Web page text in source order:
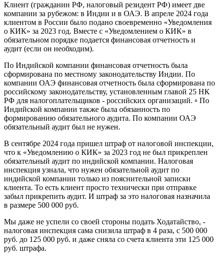
Клиент (гражданин РФ, налоговый резидент РФ) имеет две
компании за рубежом: в Индии и в ОАЭ. В апреле 2024 года
клиентом в России было подано своевременно «Уведомления
о КИК» за 2023 год. Вместе с «Уведомлением о КИК» в
обязательном порядке подается финансовая отчетность и
аудит (если он необходим).
По Индийской компании финансовая отчетность была
сформирована по местному законодательству Индии. По
компании ОАЭ финансовая отчетность была сформирована по
российскому законодательству, установленным главой 25 НК
РФ для налогоплательщиков - российских организаций. ▫️ По
Индийской компании также была обязанность по
формированию обязательного аудита. По компании ОАЭ
обязательный аудит был не нужен.
В сентябре 2024 года пришел штраф от налоговой инспекции,
что к «Уведомлению о КИК» за 2023 год не был прикреплен
обязательный аудит по индийской компании. Налоговая
инспекция узнала, что нужен обязательной аудит по
индийской компании только из пояснительной записки
клиента. То есть клиент просто технически при отправке
забыл прикрепить аудит. И штраф за это налоговая назначила
в размере 500 000 руб.
Мы даже не успели со своей стороны подать Ходатайство, -
налоговая инспекция сама снизила штраф в 4 раза, с 500 000
руб. до 125 000 руб. и даже сняла со счета клиента эти 125 000
руб. штрафа.